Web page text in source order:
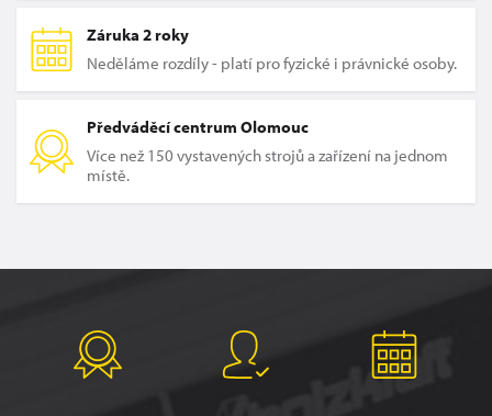
Záruka 2 roky
Neděláme rozdíly - platí pro fyzické i právnické osoby.
Předváděcí centrum Olomouc
Více než 150 vystavených strojů a zařízení na jednom
místě.